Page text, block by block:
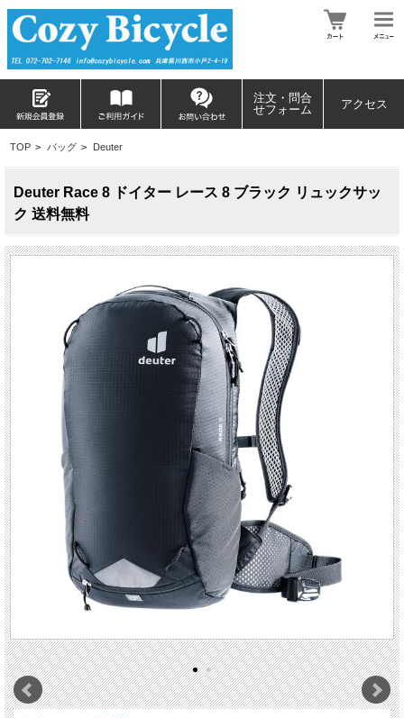
注文・問合
せフォーム
アクセス
TOP > バッグ > Deuter
Deuter Race 8 ドイター レース 8 ブラック リュックサッ
ク 送料無料